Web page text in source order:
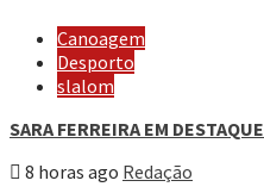
Canoagem
Desporto
slalom
SARA FERREIRA EM
8 horas ago Redação